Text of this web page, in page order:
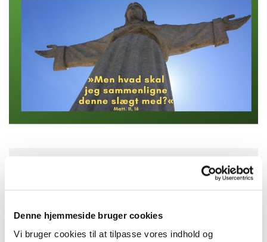
Denne hjemmeside bruger cookies
Vi bruger cookies til at tilpasse vores indhold og
Søndag 9. august 2026, kl. 10:30
Solvang Kirke, Remisevej 10, 2300
København S